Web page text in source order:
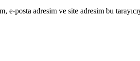
e-posta adresim ve site adresim bu